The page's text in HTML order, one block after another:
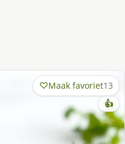
Maak favoriet13
👍